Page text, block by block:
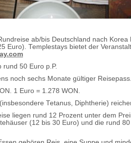
ab/bis Deutschland nach Korea
Euro). Templestays bietet der
rund 50 Euro p.P.
noch sechs Monate gültiger Reisepass.
1 Euro = 1.278 WON.
Tetanus, Diphtherie)
liegen rund 12 Prozent unter dem
(12 bis 30 Euro) und die rund